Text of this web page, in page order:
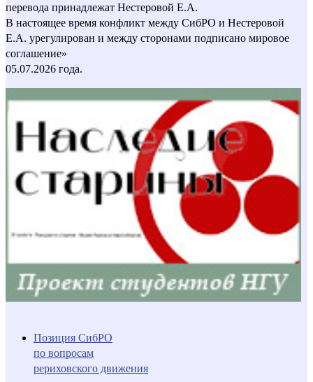
перевода принадлежат Нестеровой Е.А.
В настоящее время конфликт между СибРО и Нестеровой
Е.А. урегулирован и между сторонами подписано мировое
соглашение»
05.07.2026 года.
Позиция СибРО
по вопросам
рериховского движения